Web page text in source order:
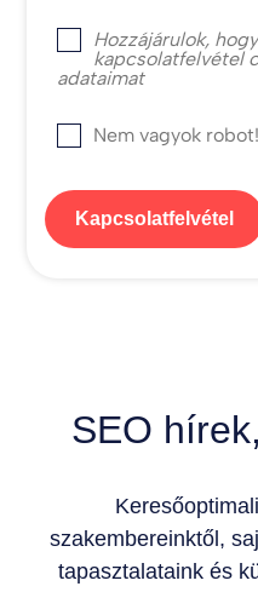
Hozzájárulok,
kapcsolatfelvétel
adataimat
Nem vagyok robot!
Kapcsolatfelvétel
SEO
szakembereinktől,
tapasztalataink és